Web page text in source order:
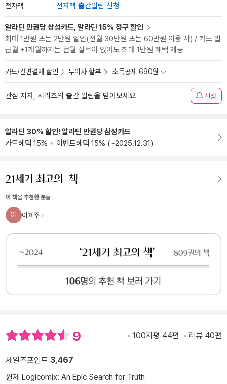
전자책 전자책 출간알림 신청
알라딘 만권당 삼성카드, 알라딘 15% 청구 할인
최대 1만원 또는 2만원 할인(전월 30만원 또는 60만원 이용 시) / 카드 발
급월 +1개월까지는 전월 실적이 없어도 최대 1만원 혜택 제공
카드/간편결제 할인 무이자 할부 소득공제 690원
관심 저자, 시리즈의 출간 알림을 받아보세요 신청
알라딘 30% 할인! 알라딘 만권당 삼성카드
카드혜택 15% + 이벤트혜택 15% (~2025.12.31)
이 책을 추천한 분들
이 이희주
9 100자평 44편 리뷰 40편
세일즈포인트 3,467
원제 Logicomix: An Epic Search for Truth